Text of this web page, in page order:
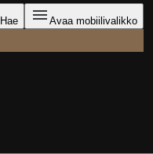
Hae Avaa mobiilivalikko